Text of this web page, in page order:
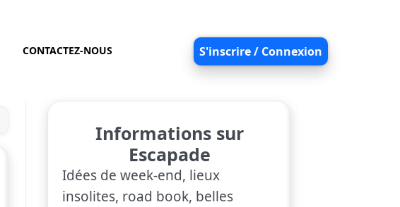
CONTACTEZ-NOUS S'inscrire / Connexion
Informations sur
Escapade
Idées de week-end, lieux
insolites, road book, belles